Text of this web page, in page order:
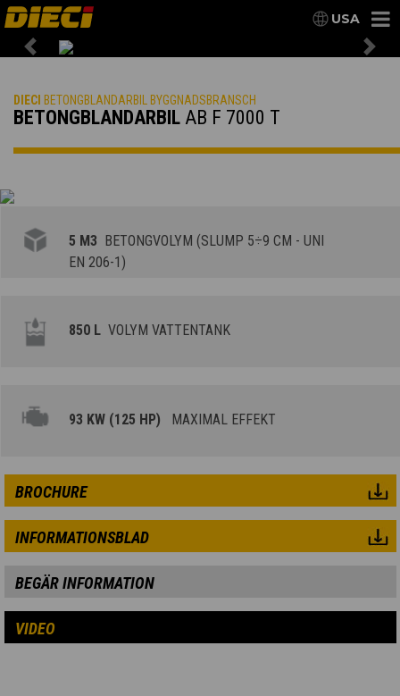
USA
Previous
DIECI BETONGBLANDARBIL BYGGNADSBRANSCH
BETONGBLANDARBIL AB F 7000 T
5 M3 BETONGVOLYM (SLUMP 5÷9 CM - UNI
EN 206-1)
850 L VOLYM VATTENTANK
93 KW (125 HP) MAXIMAL EFFEKT
BROCHURE
INFORMATIONSBLAD
BEGÄR INFORMATION
VIDEO